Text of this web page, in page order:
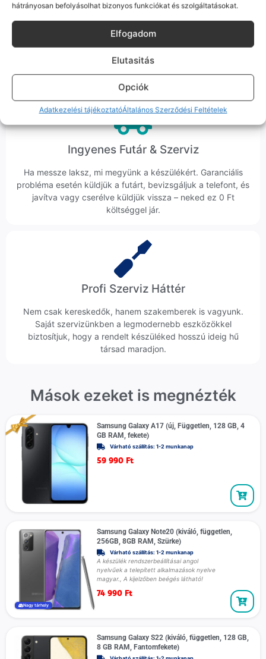
hátrányosan befolyásolhat bizonyos funkciókat és szolgáltatásokat.
Elfogadom
Elutasitás
Opciók
Adatkezelési tájékoztatóÁltalános Szerződési Feltételek
Korrekt Ügyintézés
Hibázni emberi dolog, de a felelősségvállalás nálunk alap.
Ha ritkán előfordul egy hiba, nem kifogásokat keresünk,
hanem megoldást. Szakértő kollégáink azonnal kézbe
Ingyenes Futár & Szerviz
Ha messze laksz, mi megyünk a készülékért. Garanciális
probléma esetén küldjük a futárt, bevizsgáljuk a telefont, és
javítva vagy cserélve küldjük vissza – neked ez 0 Ft
költséggel jár.
Profi Szerviz Háttér
Nem csak kereskedők, hanem szakemberek is vagyunk.
Saját szervizünkben a legmodernebb eszközökkel
biztosítjuk, hogy a rendelt készüléked hosszú ideig hű
társad maradjon.
Mások ezeket is megnézték
Samsung Galaxy A17 (új, Független, 128 GB, 4
GB RAM, fekete)
Várható szállítás: 1-2 munkanap
59 990 Ft
Nagy tárhely
Samsung Galaxy Note20 (kiváló, független,
256GB, 8GB RAM, Szürke)
Várható szállítás: 1-2 munkanap
A készülék rendszerbeállításai angol
nyelvűek a telepített alkalmazások nyelve
magyar., A kijelzőben beégés látható!
74 990 Ft
Samsung Galaxy S22 (kiváló, független, 128 GB,
8 GB RAM, Fantomfekete)